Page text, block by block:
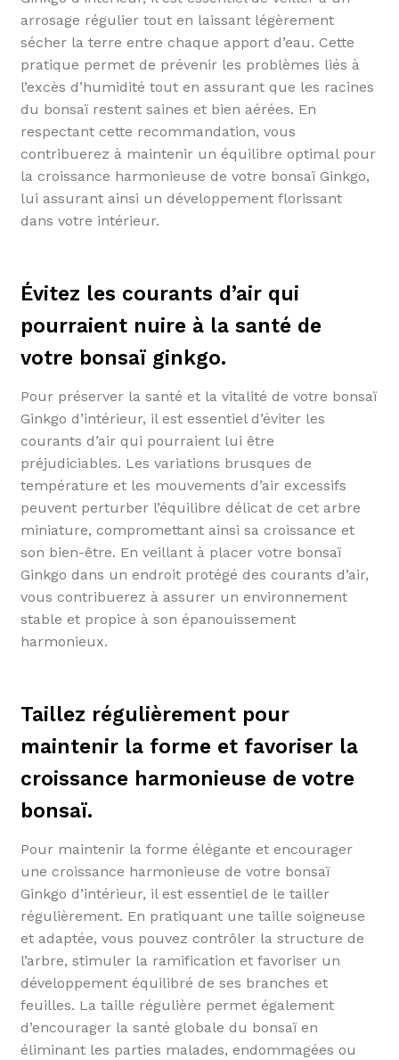
arrosage régulier tout en laissant légèrement
sécher la terre entre chaque apport d’eau. Cette
pratique permet de prévenir les problèmes liés à
l’excès d’humidité tout en assurant que les racines
du bonsaï restent saines et bien aérées. En
respectant cette recommandation, vous
contribuerez à maintenir un équilibre optimal pour
la croissance harmonieuse de votre bonsaï Ginkgo,
lui assurant ainsi un développement florissant
dans votre intérieur.
Évitez les courants d’air qui
pourraient nuire à la santé de
votre bonsaï ginkgo.
Pour préserver la santé et la vitalité de votre bonsaï
Ginkgo d’intérieur, il est essentiel d’éviter les
courants d’air qui pourraient lui être
préjudiciables. Les variations brusques de
température et les mouvements d’air excessifs
peuvent perturber l’équilibre délicat de cet arbre
miniature, compromettant ainsi sa croissance et
son bien-être. En veillant à placer votre bonsaï
Ginkgo dans un endroit protégé des courants d’air,
vous contribuerez à assurer un environnement
stable et propice à son épanouissement
harmonieux.
Taillez régulièrement pour
maintenir la forme et favoriser la
croissance harmonieuse de votre
bonsaï.
Pour maintenir la forme élégante et encourager
une croissance harmonieuse de votre bonsaï
Ginkgo d’intérieur, il est essentiel de le tailler
régulièrement. En pratiquant une taille soigneuse
et adaptée, vous pouvez contrôler la structure de
l’arbre, stimuler la ramification et favoriser un
développement équilibré de ses branches et
feuilles. La taille régulière permet également
d’encourager la santé globale du bonsaï en
éliminant les parties malades, endommagées ou